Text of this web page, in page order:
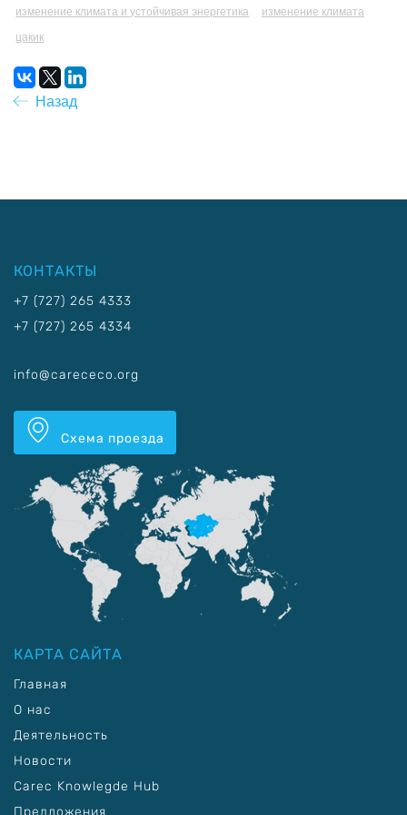
изменение климата и устойчивая энергетика
изменение климата
цакик
Назад
КОНТАКТЫ
+7 (727) 265 4333
+7 (727) 265 4334
info@carececo.org
Схема проезда
КАРТА САЙТА
Главная
О нас
Деятельность
Новости
Carec Knowlegde Hub